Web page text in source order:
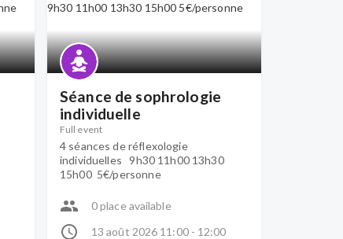
Séance de sophrologie
individuelle
Full event
4 séances de réflexologie
individuelles 9h30 11h00 13h30
15h00 5€/personne
0 place available
13 août 2026 11:00 - 12:00